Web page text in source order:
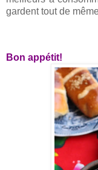
gardent tout de
Bon appétit!